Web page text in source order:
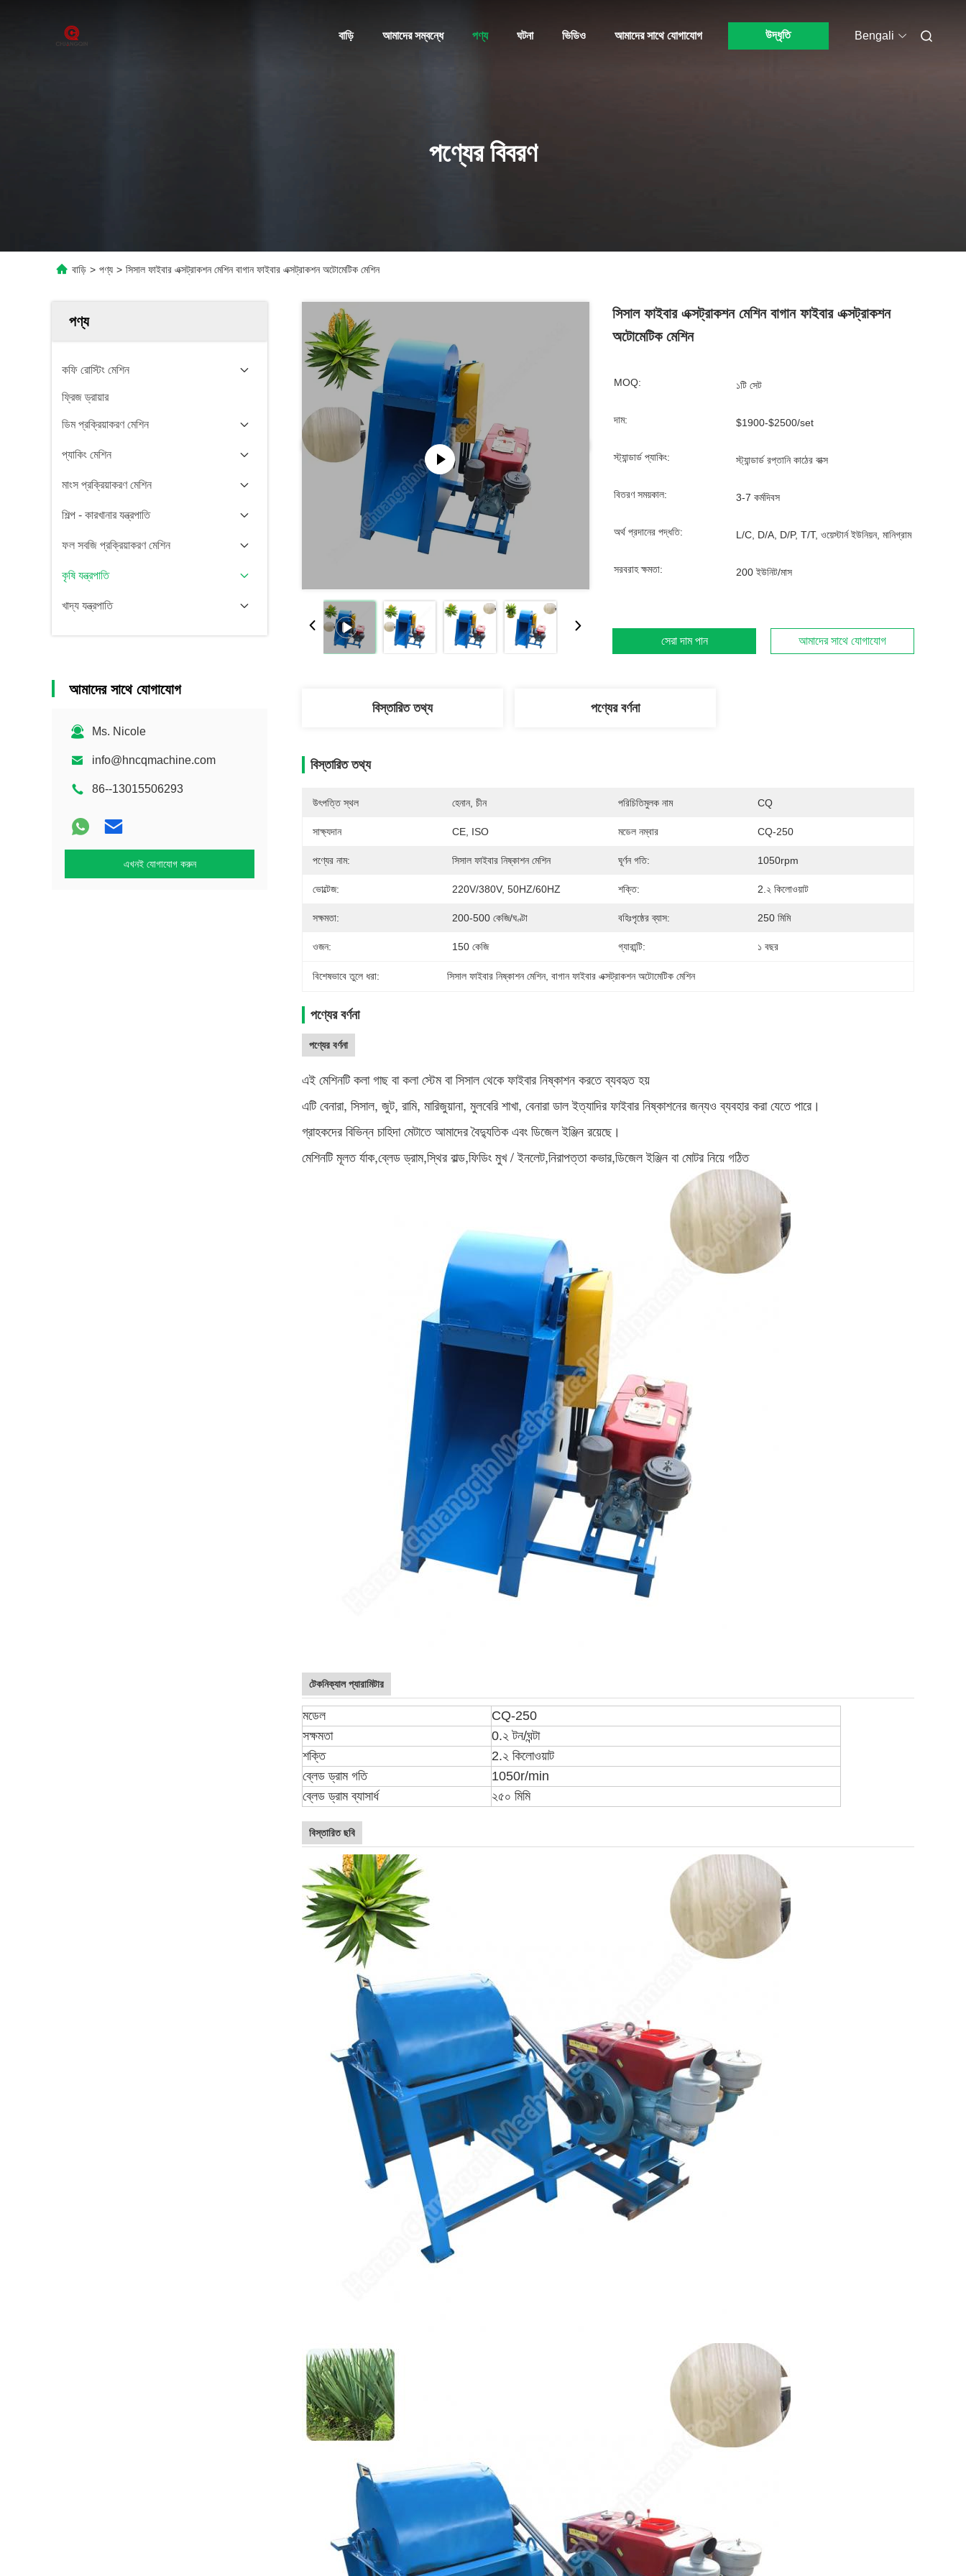
বাড়ি আমাদের সম্বন্ধে পণ্য ঘটনা ভিডিও আমাদের সাথে যোগাযোগ উদ্ধৃতি Bengali
পণ্যের বিবরণ
বাড়ি > পণ্য > সিসাল ফাইবার এক্সট্রাকশন মেশিন বাগান ফাইবার এক্সট্রাকশন অটোমেটিক মেশিন
পণ্য
কফি রোস্টিং মেশিন
ফ্রিজ ড্রায়ার
ডিম প্রক্রিয়াকরণ মেশিন
প্যাকিং মেশিন
মাংস প্রক্রিয়াকরণ মেশিন
শিল্প - কারখানার যন্ত্রপাতি
ফল সবজি প্রক্রিয়াকরণ মেশিন
কৃষি যন্ত্রপাতি
খাদ্য যন্ত্রপাতি
আমাদের সাথে যোগাযোগ
Ms. Nicole
info@hncqmachine.com
86--13015506293
এখনই যোগাযোগ করুন
সিসাল ফাইবার এক্সট্রাকশন মেশিন বাগান ফাইবার এক্সট্রাকশন
অটোমেটিক মেশিন
MOQ: ১টি সেট
দাম: $1900-$2500/set
স্ট্যান্ডার্ড প্যাকিং: স্ট্যান্ডার্ড রপ্তানি কাঠের বাক্স
বিতরণ সময়কাল: 3-7 কর্মদিবস
অর্থ প্রদানের পদ্ধতি: L/C, D/A, D/P, T/T, ওয়েস্টার্ন ইউনিয়ন, মানিগ্রাম
সরবরাহ ক্ষমতা: 200 ইউনিট/মাস
সেরা দাম পান আমাদের সাথে যোগাযোগ
বিস্তারিত তথ্য পণ্যের বর্ণনা
বিস্তারিত তথ্য
উৎপত্তি স্থল হেনান, চীন পরিচিতিমুলক নাম CQ
সাক্ষ্যদান CE, ISO মডেল নম্বার CQ-250
পণ্যের নাম: সিসাল ফাইবার নিষ্কাশন মেশিন ঘূর্ণন গতি: 1050rpm
ভোল্টেজ: 220V/380V, 50HZ/60HZ শক্তি: 2.২ কিলোওয়াট
সক্ষমতা: 200-500 কেজি/ঘণ্টা বহিঃপৃষ্ঠের ব্যাস: 250 মিমি
ওজন: 150 কেজি গ্যারান্টি: ১ বছর
বিশেষভাবে তুলে ধরা: সিসাল ফাইবার নিষ্কাশন মেশিন, বাগান ফাইবার এক্সট্রাকশন অটোমেটিক মেশিন
পণ্যের বর্ণনা
পণ্যের বর্ণনা
এই মেশিনটি কলা গাছ বা কলা স্টেম বা সিসাল থেকে ফাইবার নিষ্কাশন করতে ব্যবহৃত হয়
এটি বেনারা, সিসাল, জুট, রামি, মারিজুয়ানা, মুলবেরি শাখা, বেনারা ডাল ইত্যাদির ফাইবার নিষ্কাশনের জন্যও ব্যবহার করা যেতে পারে।
গ্রাহকদের বিভিন্ন চাহিদা মেটাতে আমাদের বৈদ্যুতিক এবং ডিজেল ইঞ্জিন রয়েছে।
মেশিনটি মূলত র্যাক,ব্লেড ড্রাম,স্থির বাল্ড,ফিডিং মুখ / ইনলেট,নিরাপত্তা কভার,ডিজেল ইঞ্জিন বা মোটর নিয়ে গঠিত
টেকনিক্যাল প্যারামিটার
মডেল
CQ-250
সক্ষমতা
0.২ টন/ঘন্টা
শক্তি
2.২ কিলোওয়াট
ব্লেড ড্রাম গতি
1050r/min
ব্লেড ড্রাম ব্যাসার্ধ
২৫০ মিমি
বিস্তারিত ছবি